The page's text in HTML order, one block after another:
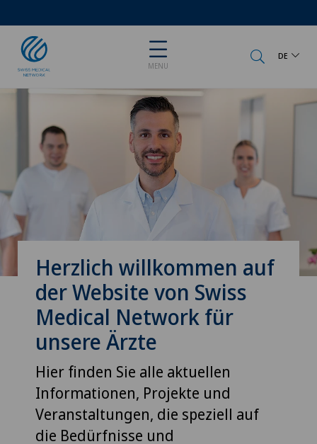
MENU
DE
Herzlich willkommen auf
der Website von Swiss
Medical Network für
unsere Ärzte
Hier finden Sie alle aktuellen
Informationen, Projekte und
Veranstaltungen, die speziell auf
die Bedürfnisse und